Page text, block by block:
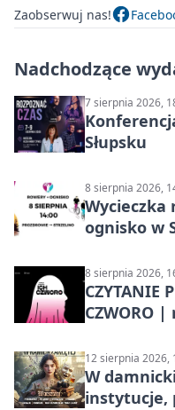
Zaobserwuj nas!
Nadchodzące
7 sierpnia 2026,
Słupsku
8 sierpnia 2026,
Wycieczka
ognisko w
8 sierpnia 2026,
CZYTANIE
CZWORO
12 sierpnia 2026,
W
instytucje,